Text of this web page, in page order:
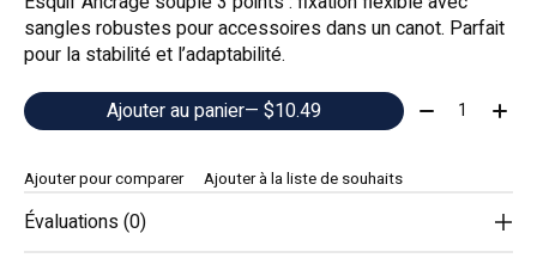
sangles robustes pour accessoires dans un canot. Parfait
pour la stabilité et l’adaptabilité.
Ajouter au panier
— $10.49 Quantité:
Ajouter pour comparer Ajouter à la liste de souhaits
Évaluations (0)